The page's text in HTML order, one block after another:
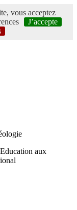
vous acceptez
J’accepte
aux